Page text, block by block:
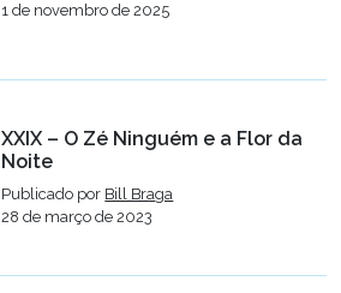
1 de novembro de 2025
XXIX – O Zé Ninguém e a Flor da
Noite
Publicado por Bill Braga
28 de março de 2023